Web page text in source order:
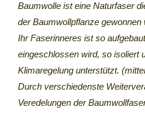
Baumwolle ist eine Naturfaser
der Baumwollpflanze gewonnen
Ihr Faserinneres ist so
eingeschlossen wird, so isoliert
Klimaregelung unterstützt.
Durch verschiedenste
Veredelungen der